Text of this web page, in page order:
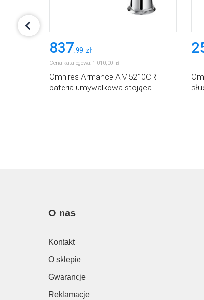
837,99 zł
Cena katalogowa: 1 010,00 zł
Omnires Armance AM5210CR
bateria umywalkowa stojąca
O nas
Kontakt
O sklepie
Gwarancje
Reklamacje